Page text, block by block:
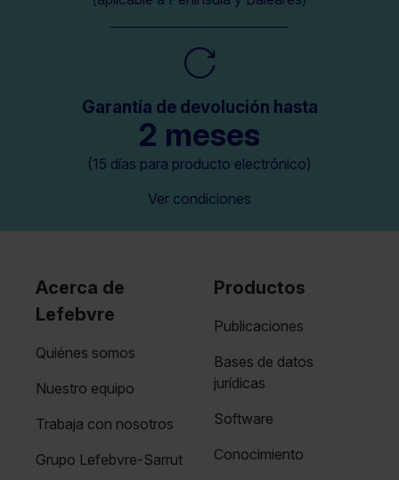
Garantía de devolución hasta
2 meses
(15 días para producto electrónico)
Ver condiciones
Acerca de
Lefebvre
Quiénes somos
Nuestro equipo
Trabaja con nosotros
Grupo Lefebvre-Sarrut
Productos
Publicaciones
Bases de datos
jurídicas
Software
Conocimiento